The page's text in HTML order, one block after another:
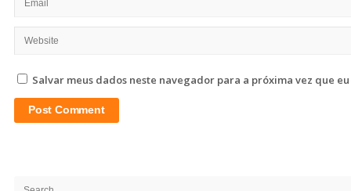
Salvar meus dados neste navegador para a próxima vez que
Search